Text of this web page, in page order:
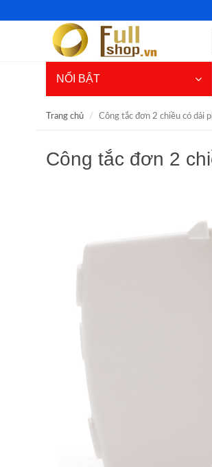
NỔI BẬT
Trang chủ Công tắc đơn 2 chiều có dải
Công tắc đơn 2